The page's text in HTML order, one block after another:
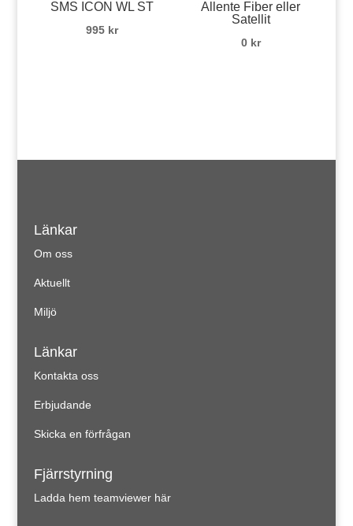
SMS ICON WL ST
995 kr
Allente Fiber eller
Satellit
0 kr
Länkar
Om oss
Aktuellt
Miljö
Länkar
Kontakta oss
Erbjudande
Skicka en förfrågan
Fjärrstyrning
Ladda hem teamviewer här